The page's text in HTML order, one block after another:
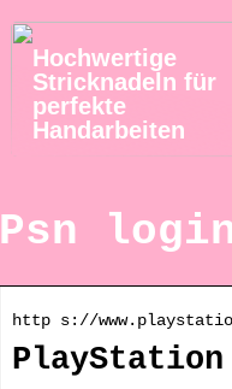
Hochwertige
Stricknadeln für
perfekte
Handarbeiten
Psn
http s://
PlayStation